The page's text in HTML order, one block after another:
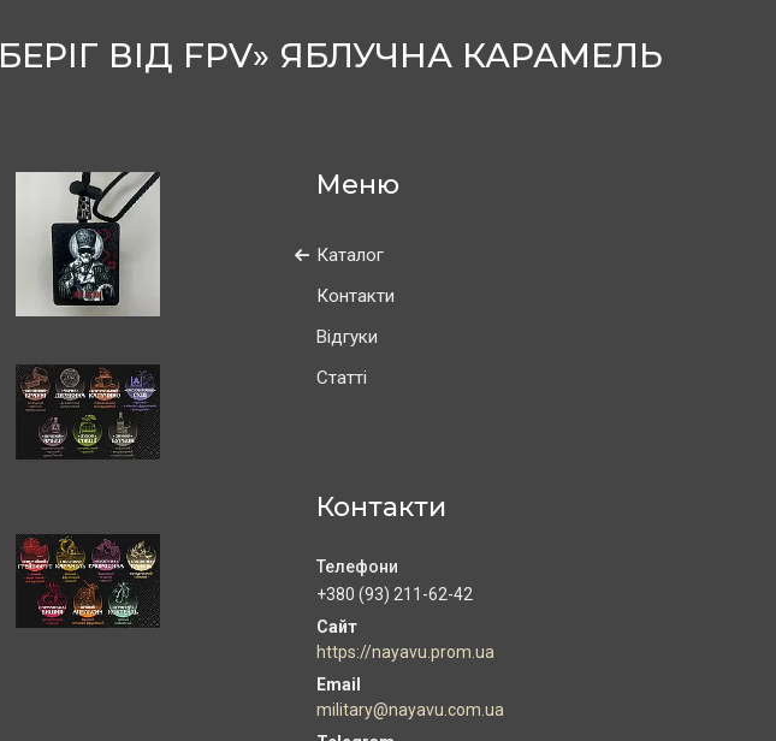
ВІД FPV» ЯБЛУЧНА КАРАМЕЛЬ
Каталог
Контакти
Відгуки
Статті
Контакти
+380 (93) 211-62-42
https://nayavu.prom.ua
military@nayavu.com.ua